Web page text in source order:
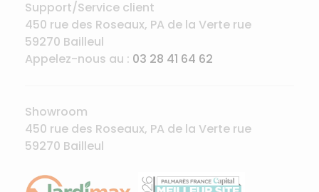
Support/Service client
450 rue des Roseaux, PA de la Verte rue
59270 Bailleul
Appelez-nous au : 03 28 41 64 62
Showroom
450 rue des Roseaux, PA de la Verte rue
59270 Bailleul